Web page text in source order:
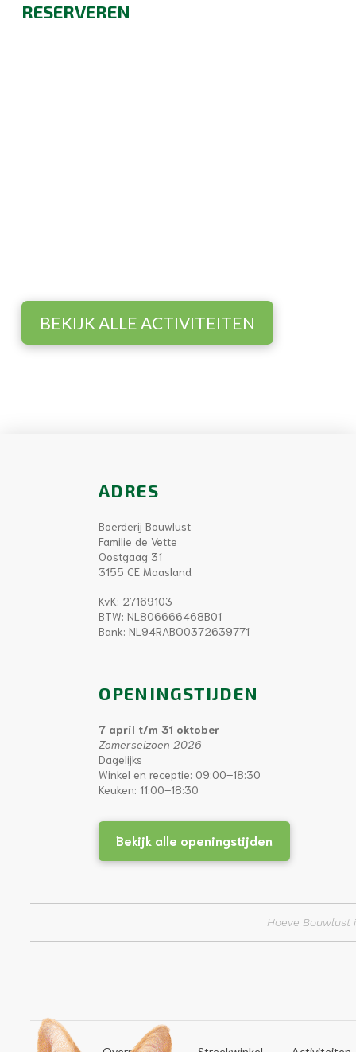
RESERVEREN
BEKIJK ALLE ACTIVITEITEN
ADRES
Boerderij Bouwlust
Familie de Vette
Oostgaag 31
3155 CE Maasland
KvK: 27169103
BTW: NL806666468B01
Bank: NL94RABO0372639771
OPENINGSTIJDEN
7 april t/m 31 oktober
Zomerseizoen 2026
Dagelijks
Winkel en receptie: 09:00–18:30
Keuken: 11:00–18:30
Bekijk alle openingstijden
Hoeve Bouwlust